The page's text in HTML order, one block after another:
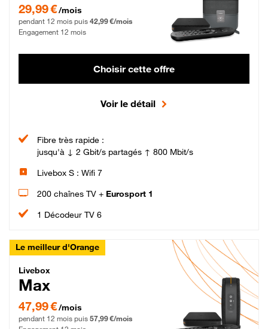
29,99 €/mois
pendant 12 mois puis 42,99 €/mois
Engagement 12 mois
Choisir cette offre
Voir le détail
Fibre très rapide :
jusqu'à ↓ 2 Gbit/s partagés ↑ 800 Mbit/s
Livebox S : Wifi 7
200 chaînes TV + Eurosport 1
1 Décodeur TV 6
Le meilleur d'Orange
Livebox Max Fibre
Livebox
Max
47,99 € par mois pendant 12 mois puis 57,99 € par mois, Engagement 12 mois
47,99 €/mois
pendant 12 mois puis 57,99 €/mois